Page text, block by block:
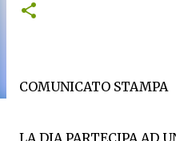
COMUNICATO STAMPA
LA DIA PARTECIPA AD